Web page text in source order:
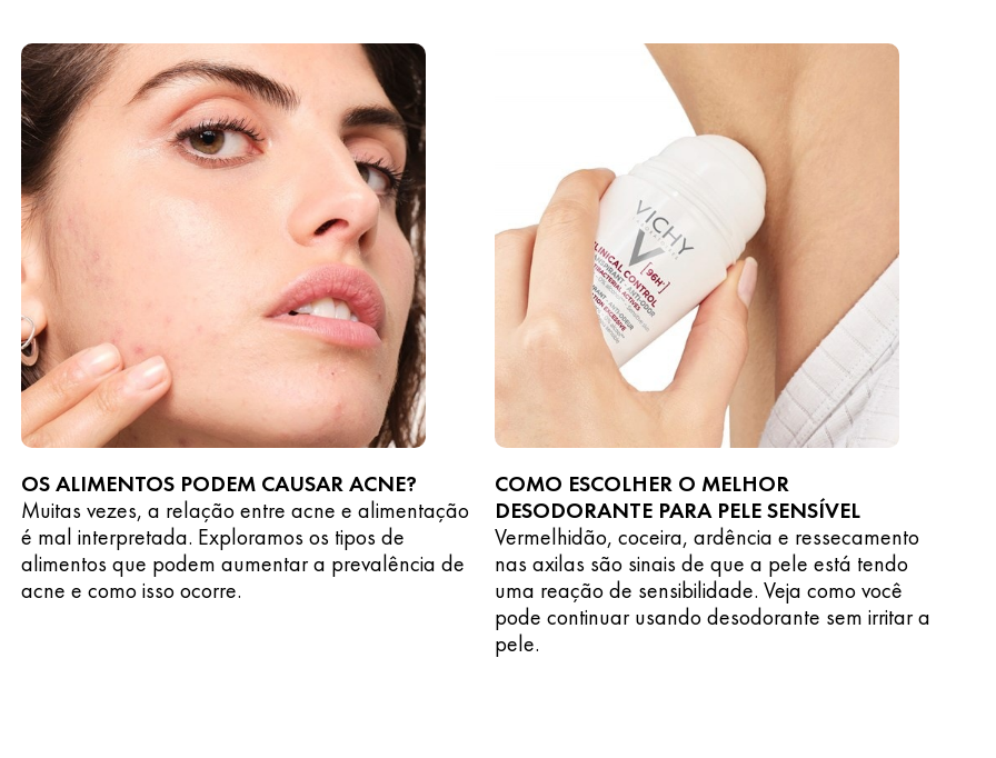
OS ALIMENTOS PODEM CAUSAR ACNE?
Muitas vezes, a relação entre acne e alimentação
é mal interpretada. Exploramos os tipos de
alimentos que podem aumentar a prevalência de
acne e como isso ocorre.
COMO ESCOLHER O MELHOR
DESODORANTE PARA PELE SENSÍVEL
Vermelhidão, coceira, ardência e ressecamento
nas axilas são sinais de que a pele está tendo
uma reação de sensibilidade. Veja como você
pode continuar usando desodorante sem irritar a
pele.